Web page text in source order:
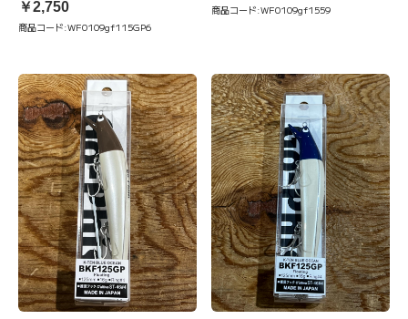
￥2,750
商品コード:WF0109gf115GP6
商品コード:WF0109gf1559